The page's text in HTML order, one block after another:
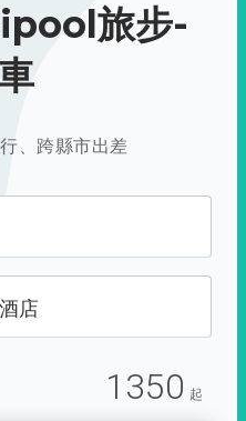
旅步-
、跨縣市出差
店
1350 起